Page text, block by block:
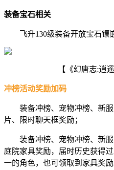
装备宝石相关
飞升130级装备开放宝石镶
【《幻唐志:逍
冲榜活动奖励加码
装备冲榜、宠物冲榜、新
片、限时聊天框奖励；
装备冲榜、宠物冲榜、新
庭院家具奖励，届时历史获得
一的角色，也可领取到家具奖励